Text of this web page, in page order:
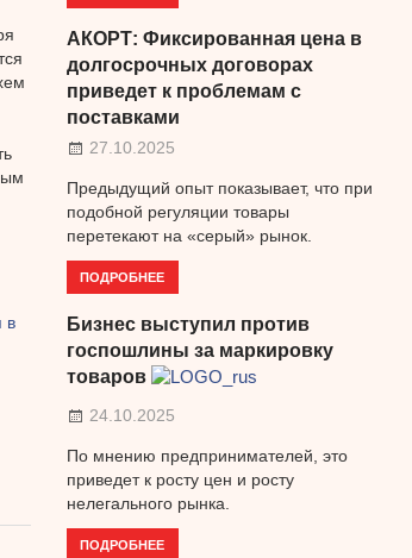
в
АКОРТ: Фиксированная цена в
долгосрочных договорах
приведет к проблемам с
поставками
27.10.2025
Предыдущий опыт показывает, что при
подобной регуляции товары
перетекают на «серый» рынок.
ПОДРОБНЕЕ
Бизнес выступил против
госпошлины за маркировку
товаров
24.10.2025
По мнению предпринимателей, это
приведет к росту цен и росту
нелегального рынка.
ПОДРОБНЕЕ